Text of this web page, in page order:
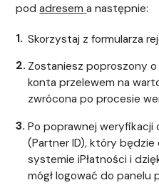
podadresem a następnie:
Skorzystaj z formularza
Zostaniesz poproszony
konta przelewem na
zwrócona po procesie
Po poprawnej
(Partner ID), który
systemie iPłatności i
mógł logować do panelu